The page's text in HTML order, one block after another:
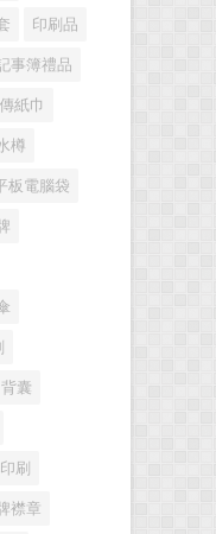
印刷品
事簿禮品
紙巾
樽
板電腦袋
背囊
刷
襟章